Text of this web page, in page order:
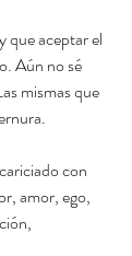
que aceptar el
Aún no sé
mismas que
con
amor, ego,